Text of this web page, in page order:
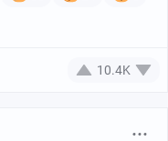
10.4K